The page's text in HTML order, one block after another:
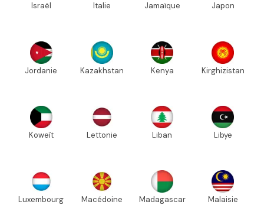
Israël Italie Jamaïque Japon
Jordanie Kazakhstan Kenya Kirghizistan
Koweït Lettonie Liban Libye
Luxembourg Macédoine Madagascar Malaisie